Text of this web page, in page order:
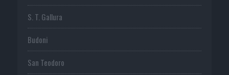
S. T. Gallura
Budoni
San Teodoro